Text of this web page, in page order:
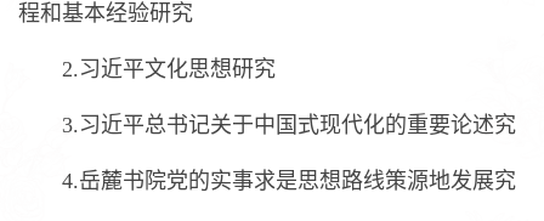
程和基本经验研究
2.习近平文化思想研究
3.习近平总书记关于中国式现代化的重要论述究
4.岳麓书院党的实事求是思想路线策源地发展究